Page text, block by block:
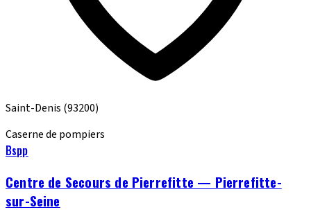
Saint-Denis (93200)
Caserne de pompiers
Bspp
Centre de Secours de Pierrefitte — Pierrefitte-
sur-Seine